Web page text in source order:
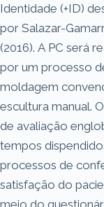
Identidade (+ID)
por Salazar-
(2016). A PC será
por um processo
moldagem
escultura manual.
de avaliação
tempos
processos de
satisfação do
meio do